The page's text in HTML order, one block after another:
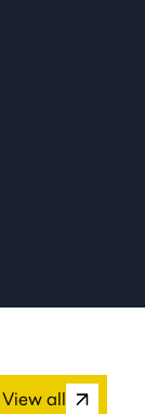
View all